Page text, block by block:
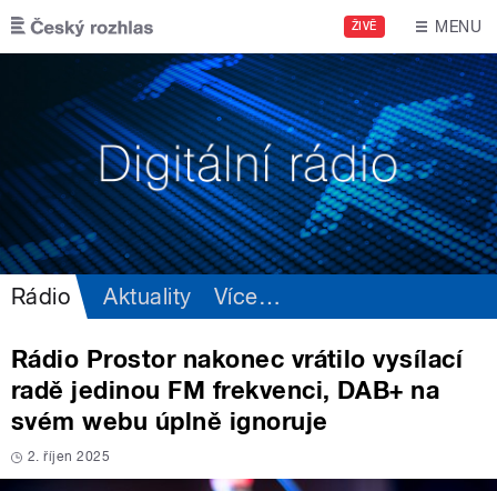
Přejít k hlavnímu obsahu
ŽIVĚ MENU
Rádio Aktuality Více…
Rádio Prostor nakonec vrátilo vysílací
radě jedinou FM frekvenci, DAB+ na
svém webu úplně ignoruje
2. říjen 2025